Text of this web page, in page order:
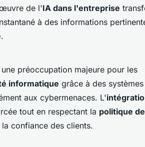
de l'IA dans l'entreprise
à des informations
.
préoccupation majeure pour les
informatique grâce à des
aux cybermenaces. L'
tout en respectant la politique de
confiance des clients.